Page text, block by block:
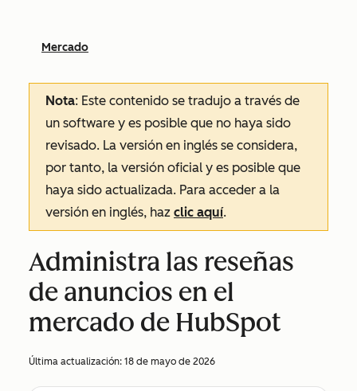
Mercado
Nota: Este contenido se tradujo a través de
un software y es posible que no haya sido
revisado. La versión en inglés se considera,
por tanto, la versión oficial y es posible que
haya sido actualizada. Para acceder a la
versión en inglés, haz clic aquí.
Administra las reseñas
de anuncios en el
mercado de HubSpot
Última actualización: 18 de mayo de 2026